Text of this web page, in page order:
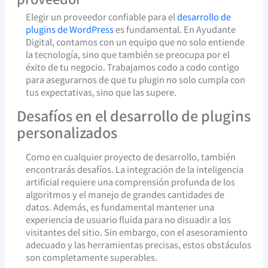
Elegir un proveedor confiable para eldesarrollo de
plugins de WordPresses fundamental. En Ayudante
Digital, contamos con un equipo que no solo entiende
la tecnología, sino que también se preocupa por el
éxito de tu negocio. Trabajamos codo a codo contigo
para asegurarnos de que tu plugin no solo cumpla con
tus expectativas, sino que las supere.
Desafíos en el desarrollo de plugins
personalizados
Como en cualquier proyecto de desarrollo, también
encontrarás desafíos. La integración de la inteligencia
artificial requiere una comprensión profunda de los
algoritmos y el manejo de grandes cantidades de
datos. Además, es fundamental mantener una
experiencia de usuario fluida para no disuadir a los
visitantes del sitio. Sin embargo, con el asesoramiento
adecuado y las herramientas precisas, estos obstáculos
son completamente superables.